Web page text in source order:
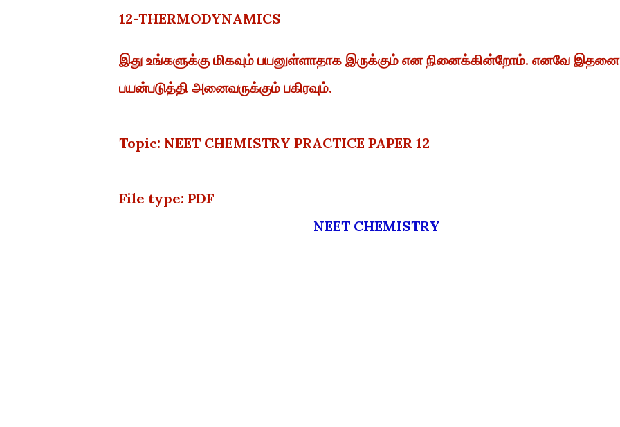
12-THERMODYNAMICS
இது உங்களுக்கு மிகவும் பயனுள்ளாதாக இருக்கும் என நினைக்கின்றோம். எனவே இதனை
பயன்படுத்தி அனைவருக்கும் பகிரவும்.
Topic: NEET CHEMISTRY PRACTICE PAPER 12
File type: PDF
NEET CHEMISTRY